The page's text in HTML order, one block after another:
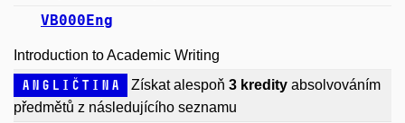
VB000Eng
Introduction to Academic Writing
Angličtina Získat alespoň 3 kredity absolvováním
předmětů z následujícího seznamu